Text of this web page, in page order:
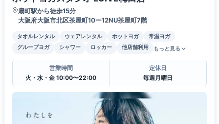
扇町駅から徒歩15分
大阪府大阪市北区茶屋町10ー12NU茶屋町7階
タオルレンタル ウェアレンタル ホットヨガ
常温ヨガ
グループヨガ
シャワー ロッカー 他店舗利用 もっと見る
営業時間
火・水・金 10:00〜22:00
定休日
毎週月曜日